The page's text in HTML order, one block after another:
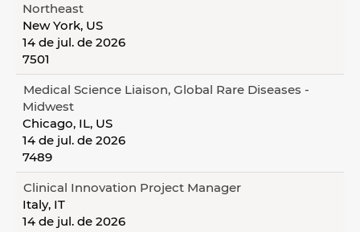
Northeast
New York, US
14 de jul. de 2026
7501
Medical Science Liaison, Global Rare Diseases -
Midwest
Chicago, IL, US
14 de jul. de 2026
7489
Clinical Innovation Project Manager
Italy, IT
14 de jul. de 2026